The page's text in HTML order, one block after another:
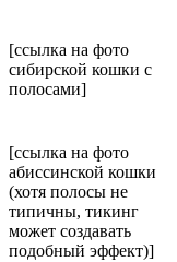
[ссылка на фото
сибирской кошки с
полосами]
[ссылка на фото
абиссинской кошки
(хотя полосы не
типичны, тикинг
может создавать
подобный эффект)]